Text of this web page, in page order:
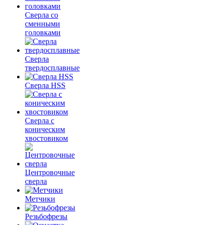
Сверла со
сменными
головками
Сверла
твердосплавные
Сверла HSS
Сверла с
коническим
хвостовиком
Центровочные
сверла
Метчики
Резьбофрезы